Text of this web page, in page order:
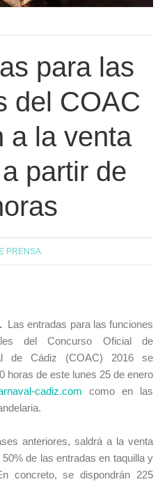
para las
del COAC
a la venta
partir de
PRENSA
Las entradas para las funciones
del Concurso Oficial de
de Cádiz (COAC) 2016 se
horas de este lunes 25 de enero
cadiz.com como en las
anteriores, saldrá a la venta
de las entradas en taquilla y
concreto, se dispondrán 225